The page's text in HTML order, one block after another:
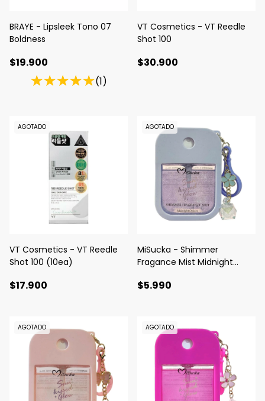
BRAYE - Lipsleek Tono 07
Boldness
$19.900
(1)
VT Cosmetics - VT Reedle
Shot 100
$30.900
AGOTADO
VT Cosmetics - VT Reedle
Shot 100 (10ea)
$17.900
AGOTADO
MiSucka - Shimmer
Fragance Mist Midnight
$5.990
AGOTADO AGOTADO